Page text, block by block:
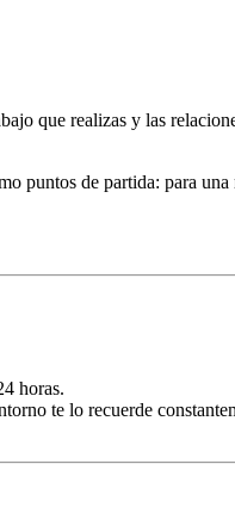
que realizas y las
puntos de partida: para
horas.
te lo recuerde